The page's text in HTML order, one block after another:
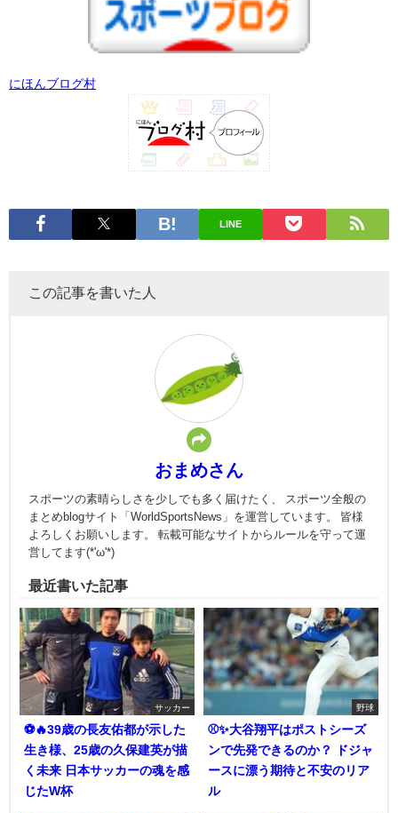
にほんブログ村
LINE
この記事を書いた人
おまめさん
スポーツの素晴らしさを少しでも多く届けたく、 スポーツ全般の
まとめblogサイト「WorldSportsNews」を運営しています。 皆様
よろしくお願いします。 転載可能なサイトからルールを守って運
営してます(*'ω'*)
最近書いた記事
サッカー
⚽🔥39歳の長友佑都が示した
生き様、25歳の久保建英が描
く未来 日本サッカーの魂を感
じたW杯
野球
⚾✨大谷翔平はポストシーズ
ンで先発できるのか？ ドジャ
ースに漂う期待と不安のリア
ル